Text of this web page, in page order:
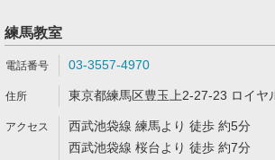
練馬教室
03-3557-4970
東京都練馬区豊玉上2-27-23 ロイヤ
西武池袋線 練馬より 徒歩 約5分
西武池袋線 桜台より 徒歩 約7分